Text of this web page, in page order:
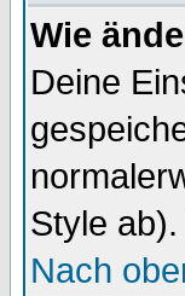
Wie
Deine
Style
Nach